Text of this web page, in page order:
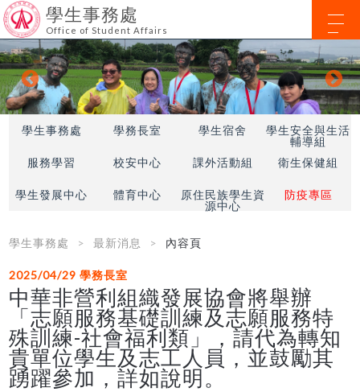
學生事務處
Office of Student Affairs
學生事務處 學務長室 學生宿舍
學生安全與生活
輔導組
服務學習
校安中心 課外活動組 衛生保健組
學生發展中心 體育中心
原住民族學生資
源中心
防疫專區
學生事務處 最新消息 內容頁
2025/04/29學務長室
中華非營利組織發展協會將舉辦
「志願服務基礎訓練及志願服務特
殊訓練-社會福利類」，請代為轉知
貴單位學生及志工人員，並鼓勵其
踴躍參加，詳如說明。